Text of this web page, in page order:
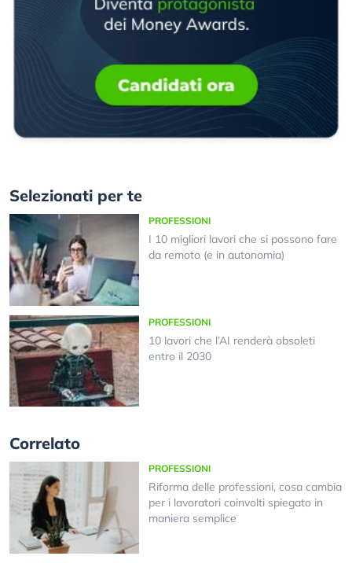
Selezionati per te
PROFESSIONI
I 10 migliori lavori che si possono fare
da remoto (e in autonomia)
PROFESSIONI
10 lavori che l’AI renderà obsoleti
entro il 2030
Correlato
PROFESSIONI
Riforma delle professioni, cosa cambia
per i lavoratori coinvolti spiegato in
maniera semplice